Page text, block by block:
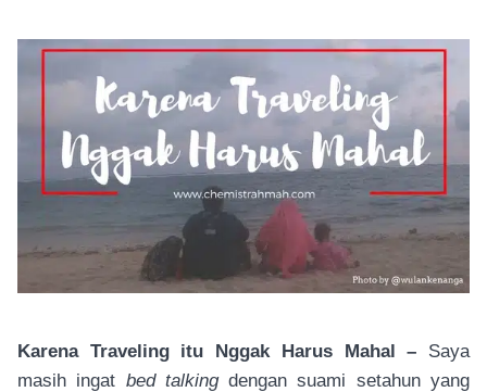
Karena Traveling itu Nggak Harus Mahal – Saya
masih ingat bed talkingdengan suami setahun yang